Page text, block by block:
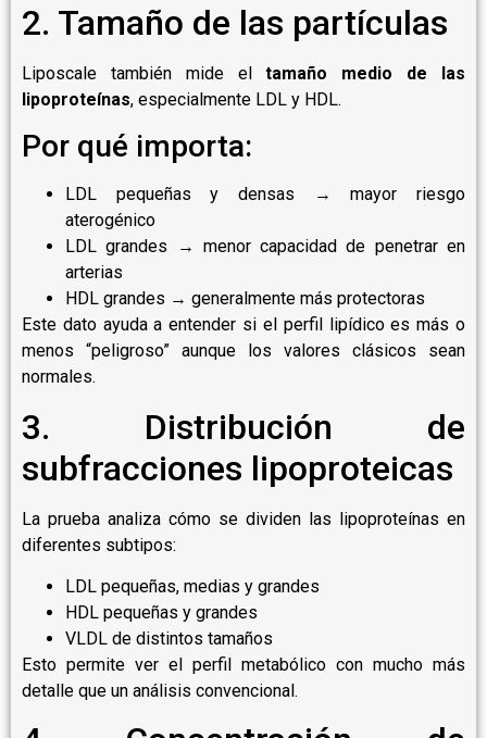
2. Tamaño de las partículas
Liposcale también mide eltamaño medio de las
lipoproteínas, especialmente LDL y HDL.
Por qué importa:
LDL pequeñas y densas → mayor riesgo
aterogénico
LDL grandes → menor capacidad de penetrar en
arterias
HDL grandes → generalmente más protectoras
Este dato ayuda a entender si el perfil lipídico es más o
menos “peligroso” aunque los valores clásicos sean
normales.
3. Distribución de
subfracciones lipoproteicas
La prueba analiza cómo se dividen las lipoproteínas en
diferentes subtipos:
LDL pequeñas, medias y grandes
HDL pequeñas y grandes
VLDL de distintos tamaños
Esto permite ver el perfil metabólico con mucho más
detalle que un análisis convencional.